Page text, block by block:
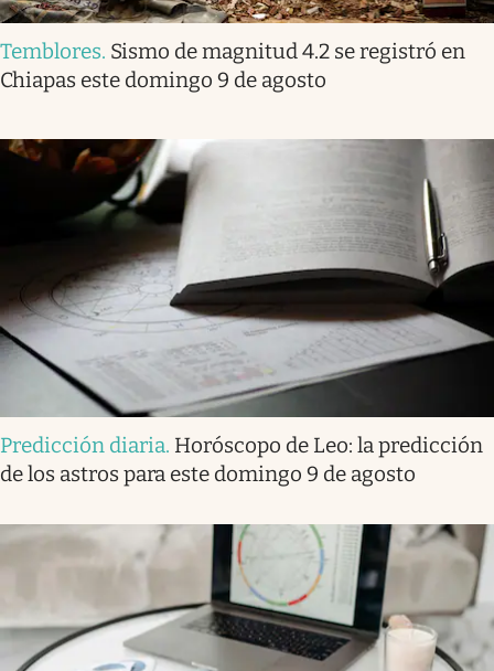
Temblores. Sismo de magnitud 4.2 se registró en
Chiapas este domingo 9 de agosto
Predicción diaria. Horóscopo de Leo: la predicción
de los astros para este domingo 9 de agosto